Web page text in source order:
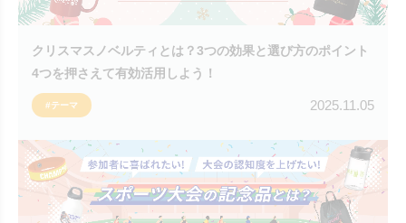
クリスマスノベルティとは？3つの効果と選び方のポイント
4つを押さえて有効活用しよう！
#テーマ 2025.11.05